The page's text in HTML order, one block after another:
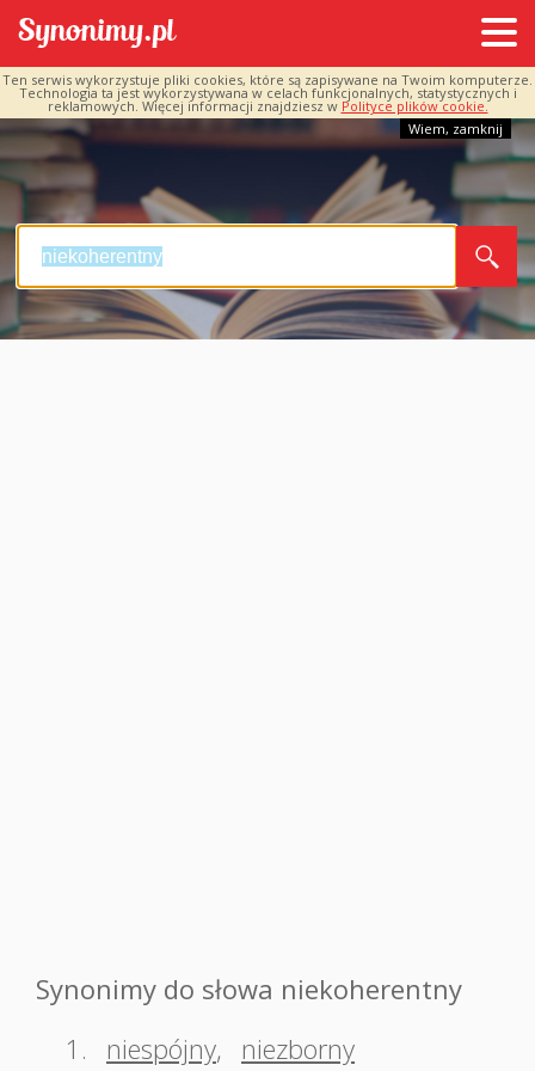
Ten serwis wykorzystuje pliki cookies, które są zapisywane na Twoim komputerze.
Technologia ta jest wykorzystywana w celach funkcjonalnych, statystycznych i
reklamowych. Więcej informacji znajdziesz w Polityce plików cookie.
Wiem, zamknij
Synonimy do słowa niekoherentny
1.
niespójny, niezborny